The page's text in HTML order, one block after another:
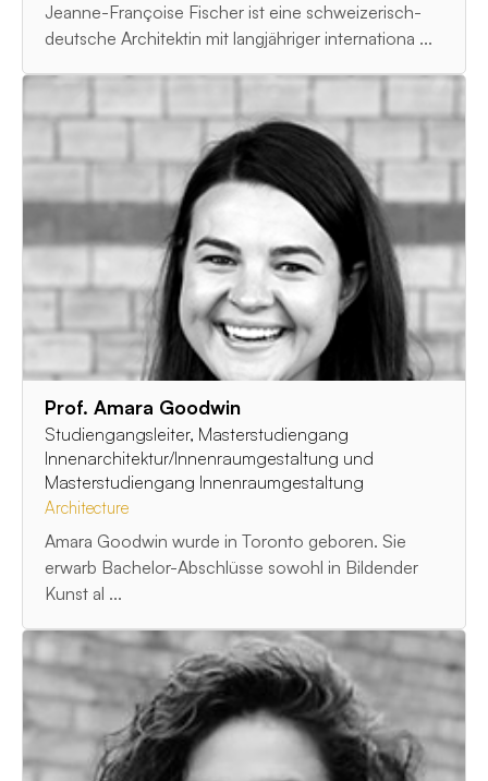
Jeanne-Françoise Fischer ist eine schweizerisch-
deutsche Architektin mit langjähriger internationa ...
Prof. Amara Goodwin
Studiengangsleiter, Masterstudiengang
Innenarchitektur/Innenraumgestaltung und
Masterstudiengang Innenraumgestaltung
Architecture
Amara Goodwin wurde in Toronto geboren. Sie
erwarb Bachelor-Abschlüsse sowohl in Bildender
Kunst al ...